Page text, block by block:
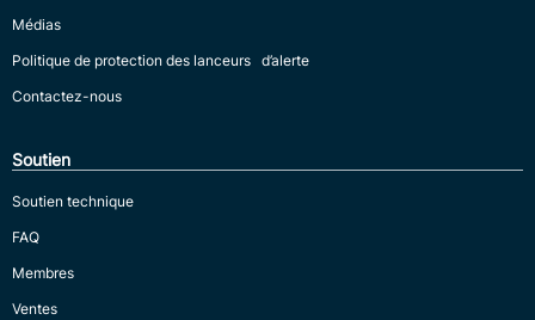
Médias
Politique de protection des lanceurs d’alerte
Contactez-nous
Soutien
Soutien technique
FAQ
Membres
Ventes